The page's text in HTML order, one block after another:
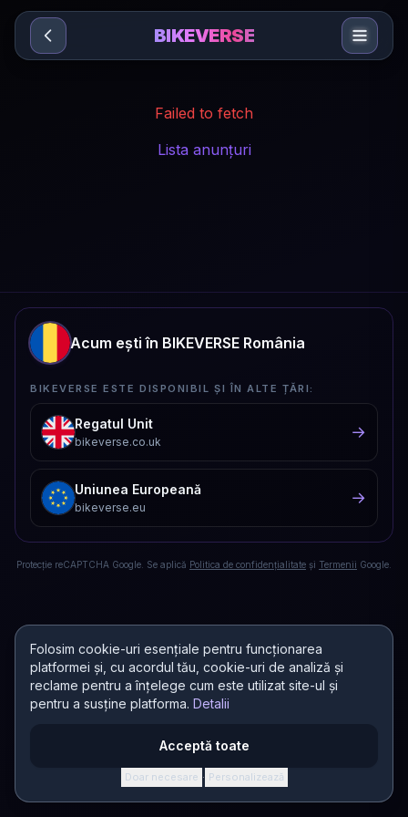
Sari la conținut
Folosim cookie-uri esențiale pentru funcționarea
platformei și, cu acordul tău, cookie-uri de analiză și
reclame pentru a înțelege cum este utilizat site-ul și
pentru a susține platforma. Detalii
Acceptă toate
Doar necesare · Personalizează
BIKEVERSE
Failed to fetch
Lista anunțuri
Acum ești în BIKEVERSE România
BIKEVERSE ESTE DISPONIBIL ȘI ÎN ALTE ȚĂRI:
Regatul Unit
bikeverse.co.uk
→
Uniunea Europeană
bikeverse.eu
→
Protecție reCAPTCHA Google. Se aplică Politica de confidențialitate și Termenii Google.